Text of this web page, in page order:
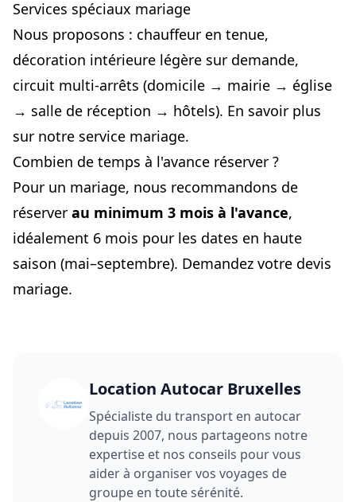
Services spéciaux mariage
Nous proposons : chauffeur en tenue,
décoration intérieure légère sur demande,
circuit multi-arrêts (domicile → mairie → église
→ salle de réception → hôtels). En savoir plus
sur notre service mariage.
Combien de temps à l'avance réserver ?
Pour un mariage, nous recommandons de
réserver au minimum 3 mois à l'avance,
idéalement 6 mois pour les dates en haute
saison (mai–septembre). Demandez votre devis
mariage.
Location Autocar Bruxelles
Spécialiste du transport en autocar
depuis 2007, nous partageons notre
expertise et nos conseils pour vous
aider à organiser vos voyages de
groupe en toute sérénité.